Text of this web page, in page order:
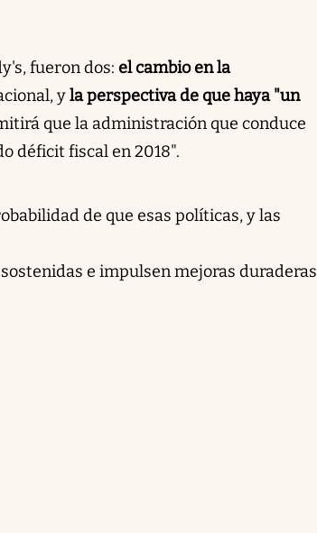
fueron dos: el cambio en la
yla perspectiva de que haya "un
que la administración que conduce
déficit fiscal en 2018".
de que esas políticas, y las
e impulsen mejoras duraderas